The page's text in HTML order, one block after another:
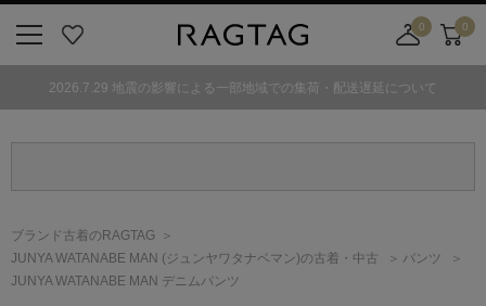
気
0
舗
カ
0
2026.7.29 地震の影響による一部地域での集荷・配送遅延について
ブランド古着のRAGTAG
JUNYA WATANABE MAN (ジュンヤワタナベマン)の古着・中古
パンツ
JUNYA WATANABE MAN デニムパンツ